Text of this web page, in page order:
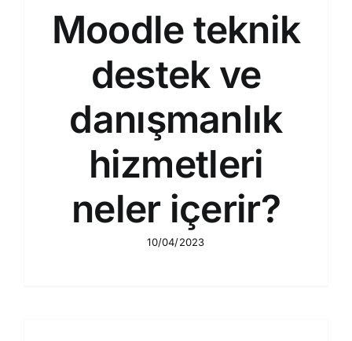
Moodle teknik
destek ve
danışmanlık
hizmetleri
neler içerir?
10/04/2023